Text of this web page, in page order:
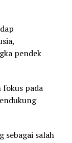
pendek
pada
salah